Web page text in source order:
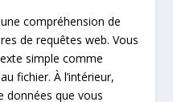
compréhension de
de requêtes web. Vous
simple comme
fichier. À l’intérieur,
données que vous